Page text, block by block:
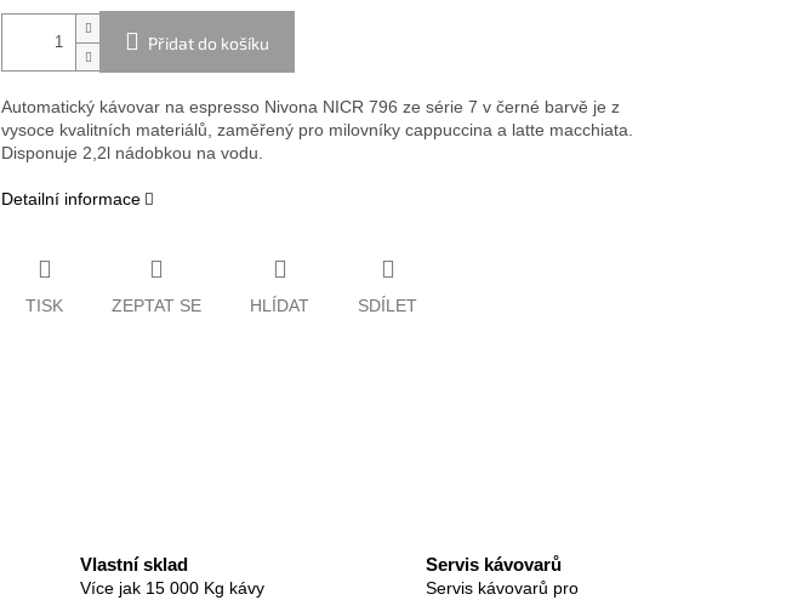
Přidat do košíku
Automatický kávovar na espresso Nivona NICR 796 ze série 7 v černé barvě je z
vysoce kvalitních materiálů, zaměřený pro milovníky cappuccina a latte macchiata.
Disponuje 2,2l nádobkou na vodu.
Detailní informace
TISK ZEPTAT SE HLÍDAT SDÍLET
Vlastní sklad
Více jak 15 000 Kg kávy
Servis kávovarů
Servis kávovarů pro